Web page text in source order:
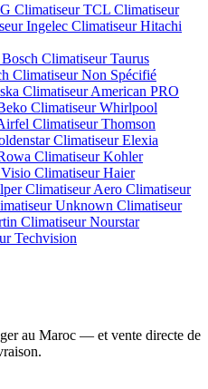
Climatiseur TCL Climatiseur
Ingelec Climatiseur Hitachi
Climatiseur Taurus
Climatiseur Non Spécifié
Climatiseur American PRO
Climatiseur Whirlpool
Climatiseur Thomson
Climatiseur Elexia
Climatiseur Kohler
Climatiseur Haier
Climatiseur Aero Climatiseur
Unknown Climatiseur
Climatiseur Nourstar
Techvision
au Maroc — et vente directe de